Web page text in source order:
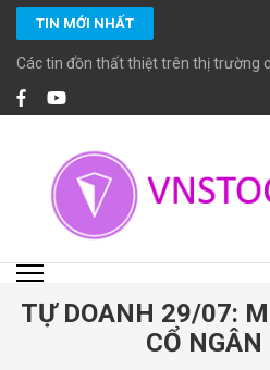
Bỏ
qua
nội
TIN MỚI NHẤT
Các tin đồn thất thiệt trên thị trường
chuyên viên đầu tư chứng khoán cao
đặc biệt cam kết tuân thủ các chuẩn
trong nghề nghiệp.
TỰ DOANH 29/07:
CỔ